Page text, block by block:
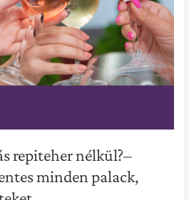
repiteher nélkül?–
minden palack,